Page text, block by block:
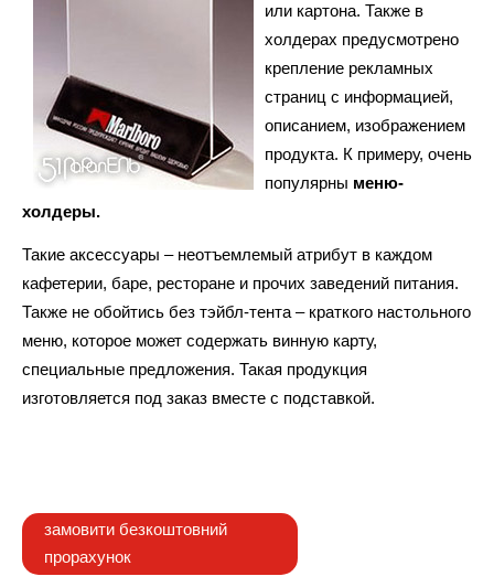
или картона. Также в
холдерах предусмотрено
крепление рекламных
страниц с информацией,
описанием, изображением
продукта. К примеру, очень
популярны меню-
холдеры.
Такие аксессуары – неотъемлемый атрибут в каждом
кафетерии, баре, ресторане и прочих заведений питания.
Также не обойтись без тэйбл-тента – краткого настольного
меню, которое может содержать винную карту,
специальные предложения. Такая продукция
изготовляется под заказ вместе с подставкой.
замовити безкоштовний
прорахунок